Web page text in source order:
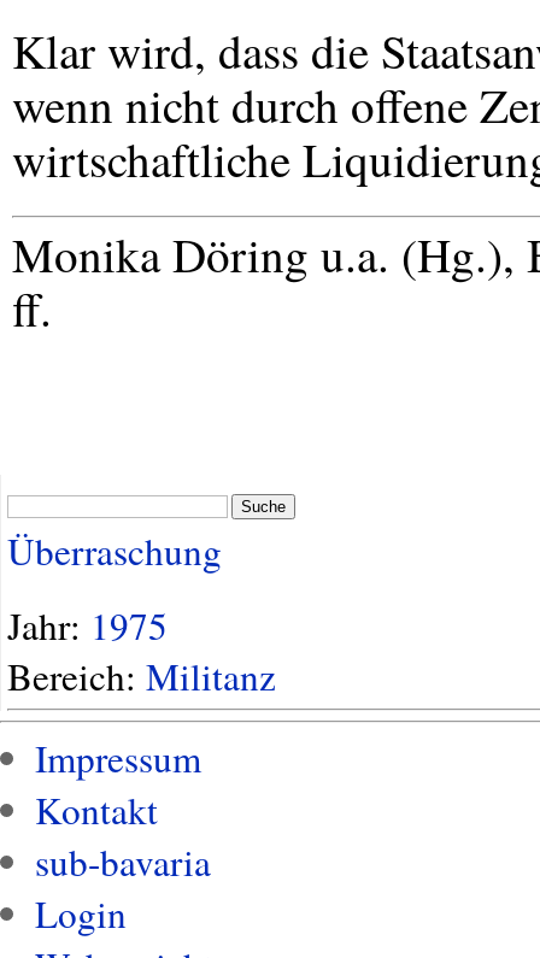
Klar wird, dass die
wenn nicht durch offene
wirtschaftliche
Monika Döring u.a. (Hg.),
ff.
Suche
Überraschung
Jahr: 1975
Bereich: Militanz
Impressum
Kontakt
sub-bavaria
Login